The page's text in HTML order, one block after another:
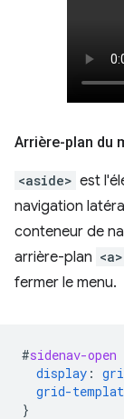
Arrière-plan du
<aside> est
navigation
conteneur de
arrière-plan <a>
fermer le menu.
#sidenav-open
display :
grid-
}